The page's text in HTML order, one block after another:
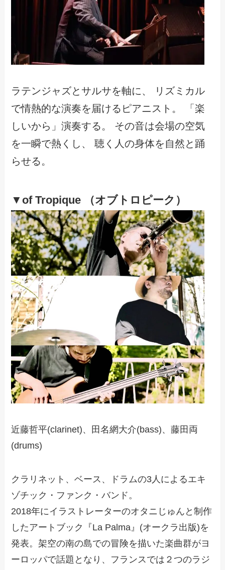
ラテンジャズとサルサを軸に、 リズミカル
で情熱的な演奏を届けるピアニスト。 「楽
しいから」演奏する。 その音は会場の空気
を一瞬で熱くし、 聴く人の身体を自然と踊
らせる。
▼ of Tropique （オブトロピーク）
近藤哲平(clarinet)、田名網大介(bass)、藤田両
(drums)
クラリネット、ベース、ドラムの3人によるエキ
ゾチック・ファンク・バンド。
2018年にイラストレーターのオタニじゅんと制作
したアートブック『La Palma』(オークラ出版)を
発表。架空の南の島での冒険を描いた楽曲群がヨ
ーロッパで話題となり、フランスでは２つのラジ